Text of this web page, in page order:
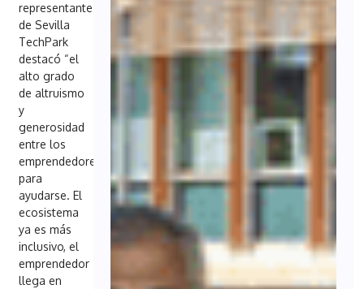
representante
de Sevilla
TechPark
destacó “el
alto grado
de altruismo
y
generosidad
entre los
emprendedores
para
ayudarse. El
ecosistema
ya es más
inclusivo, el
emprendedor
llega en